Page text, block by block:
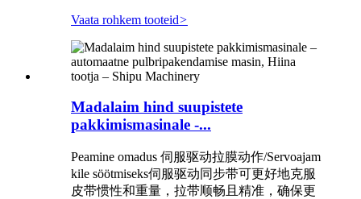
Vaata rohkem tooteid>
Madalaim hind suupistete
pakkimismasinale -...
Peamine omadus 伺服驱动拉膜动作/Servoajam
kile söötmiseks伺服驱动同步带可更好地克服
皮带惯性和重量，拉带顺畅且精准，确保更